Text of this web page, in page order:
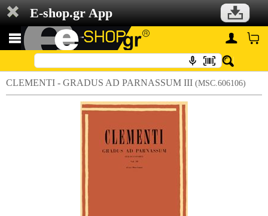
E-shop.gr App
CLEMENTI - GRADUS AD PARNASSUM III (MSC.606106)